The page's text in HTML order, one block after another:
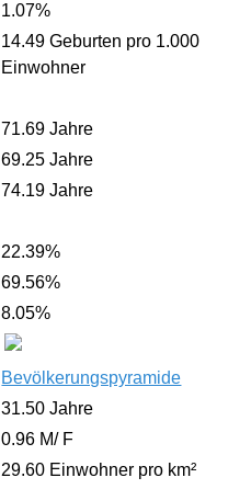
1.07%
14.49 Geburten pro 1.000
Einwohner
71.69 Jahre
69.25 Jahre
74.19 Jahre
22.39%
69.56%
8.05%
Bevölkerungspyramide
31.50 Jahre
0.96 M/ F
29.60 Einwohner pro km²